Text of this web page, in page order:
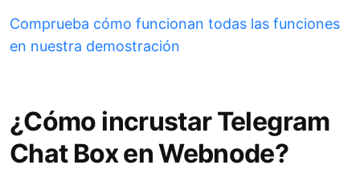
Comprueba cómo funcionan todas las funciones
en nuestra demostración
¿Cómo incrustar Telegram
Chat Box en Webnode?